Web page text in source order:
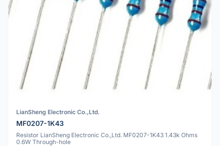
LianSheng Electronic Co.,Ltd.
MF0207-1K43
Resistor LianSheng Electronic Co.,Ltd. MF0207-1K43 1.43k Ohms
0.6W Through-hole